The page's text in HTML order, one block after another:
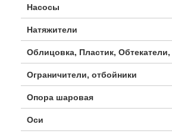
Насосы
Натяжители
Облицовка, Пластик, Обтекатели,
Ограничители, отбойники
Опора шаровая
Оси